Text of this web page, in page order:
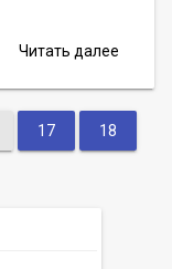
Читать далее
17 18